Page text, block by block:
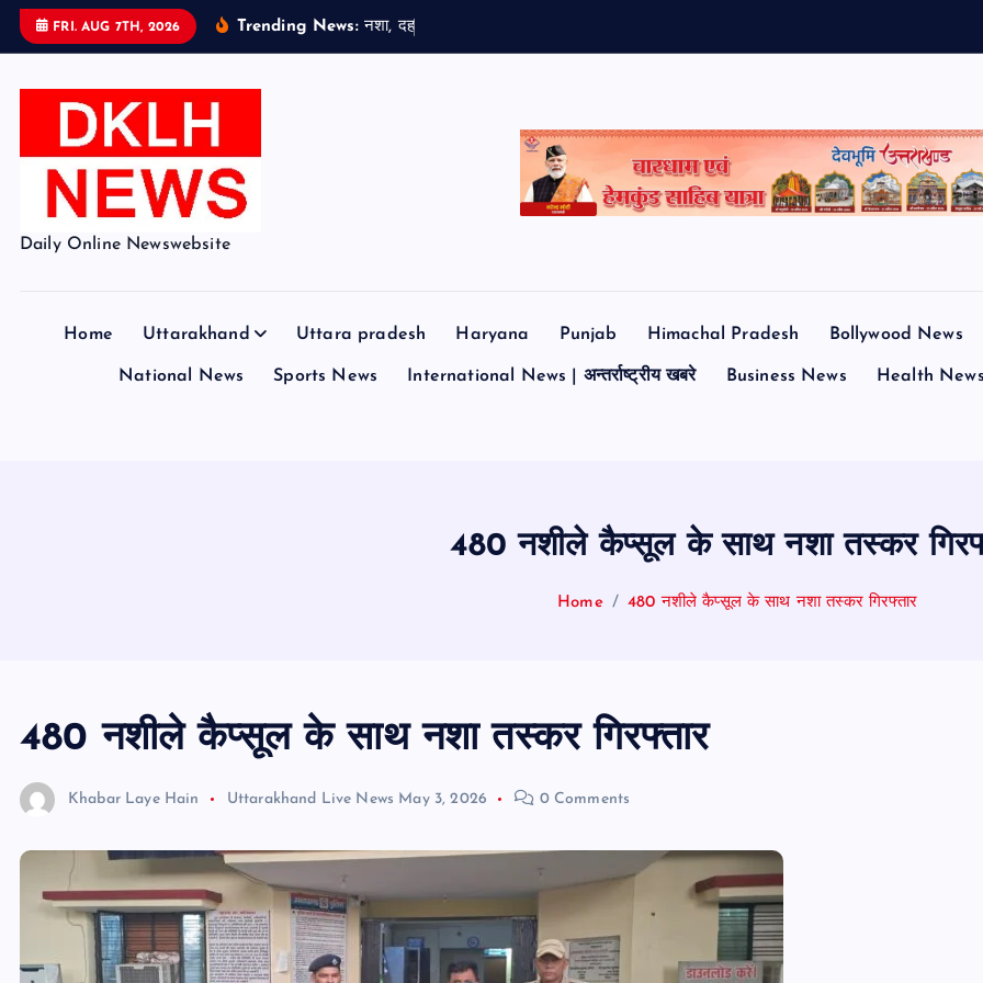
FRI. AUG 7TH, 2026 Trending News: नश, दह
Daily Online Newswebsite
Home Uttarakhand Uttara pradesh Haryana Punjab Himachal Pradesh Bollywood News
National News Sports News International News | अन्तर्राष्ट्रीय खबरे Business News Health News
480 नशीले कैप्सूल के साथ नशा तस्कर
Home 480 नशीले कैप्सूल के साथ नशा तस्कर गिरफ्तार
480 नशीले कैप्सूल के साथ नशा तस्कर गिरफ्तार
Khabar Laye Hain Uttarakhand Live News May 3, 2026 0 Comments